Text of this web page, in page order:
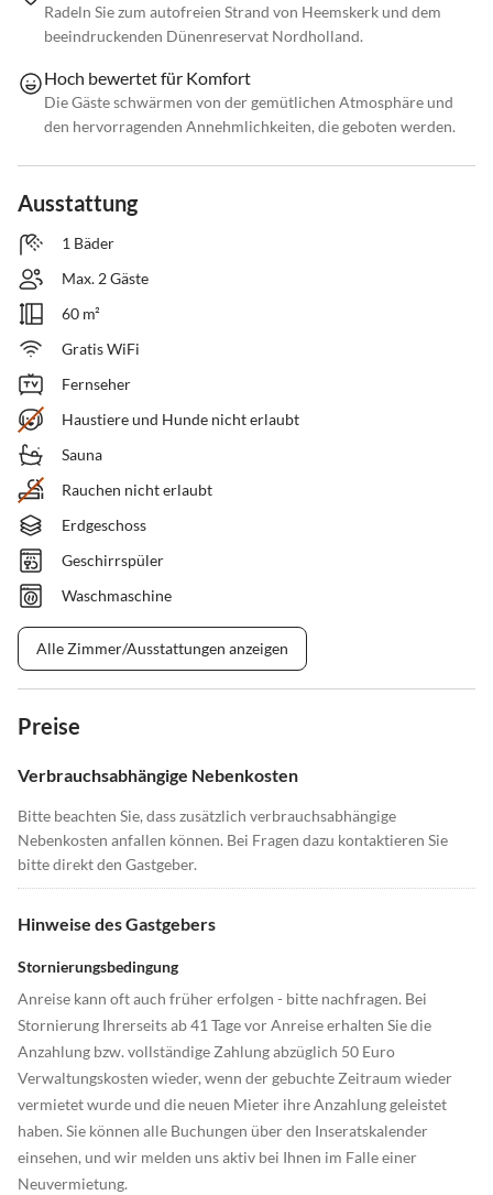
Radeln Sie zum autofreien Strand von Heemskerk und dem
beeindruckenden Dünenreservat Nordholland.
Hoch bewertet für Komfort
Die Gäste schwärmen von der gemütlichen Atmosphäre und
den hervorragenden Annehmlichkeiten, die geboten werden.
Ausstattung
1 Bäder
Max. 2 Gäste
60 m²
Gratis WiFi
Fernseher
Haustiere und Hunde nicht erlaubt
Sauna
Rauchen nicht erlaubt
Erdgeschoss
Geschirrspüler
Waschmaschine
Alle Zimmer/Ausstattungen anzeigen
Preise
Verbrauchsabhängige Nebenkosten
Bitte beachten Sie, dass zusätzlich verbrauchsabhängige
Nebenkosten anfallen können. Bei Fragen dazu kontaktieren Sie
bitte direkt den Gastgeber.
Hinweise des Gastgebers
Stornierungsbedingung
Anreise kann oft auch früher erfolgen - bitte nachfragen. Bei
Stornierung Ihrerseits ab 41 Tage vor Anreise erhalten Sie die
Anzahlung bzw. vollständige Zahlung abzüglich 50 Euro
Verwaltungskosten wieder, wenn der gebuchte Zeitraum wieder
vermietet wurde und die neuen Mieter ihre Anzahlung geleistet
haben. Sie können alle Buchungen über den Inseratskalender
einsehen, und wir melden uns aktiv bei Ihnen im Falle einer
Neuvermietung.